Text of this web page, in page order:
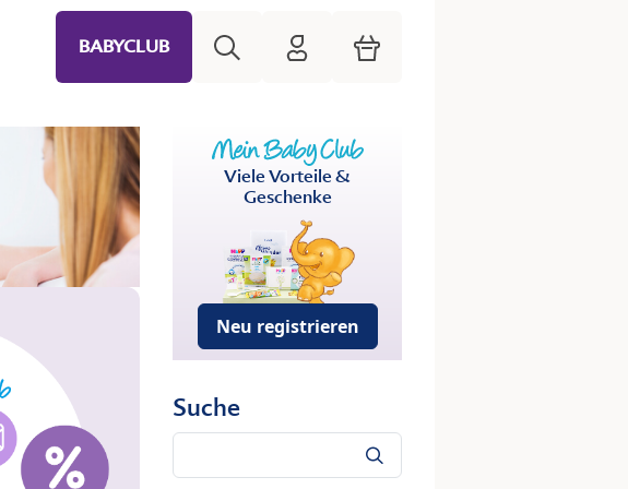
BABYCLUB HiPP Mein Babyclub
Warenkorb
Viele Vorteile &
Geschenke
Neu registrieren
Suche